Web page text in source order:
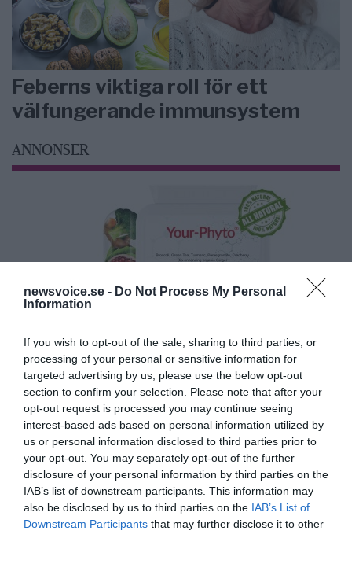
newsvoice.se - Do Not Process My Personal
Information
If you wish to opt-out of the sale, sharing to third parties, or
processing of your personal or sensitive information for
targeted advertising by us, please use the below opt-out
section to confirm your selection. Please note that after your
opt-out request is processed you may continue seeing
interest-based ads based on personal information utilized by
us or personal information disclosed to third parties prior to
your opt-out. You may separately opt-out of the further
disclosure of your personal information by third parties on the
IAB’s list of downstream participants. This information may
also be disclosed by us to third parties on the IAB’s List of
Downstream Participants that may further disclose it to other
Feberns viktiga roll för ett
välfungerande immunsystem
ANNONSER